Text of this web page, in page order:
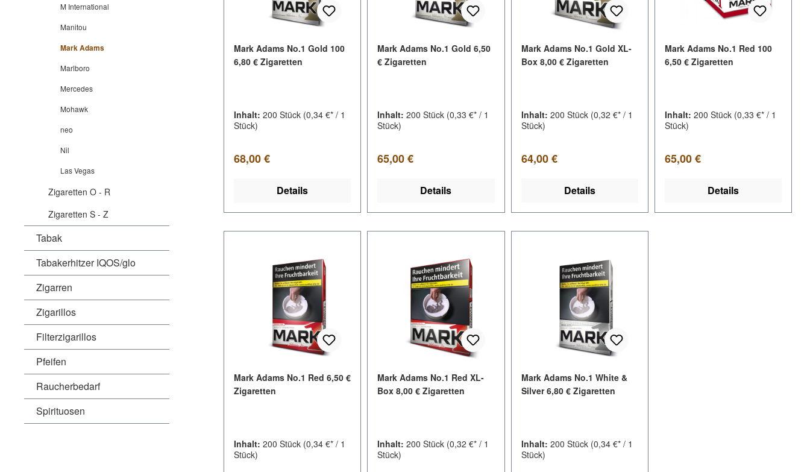
M International
Manitou
Mark Adams
Marlboro
Mercedes
Mohawk
neo
Nil
Las Vegas
Zigaretten O - R
Zigaretten S - Z
Tabak
Tabakerhitzer IQOS/glo
Zigarren
Zigarillos
Filterzigarillos
Pfeifen
Raucherbedarf
Spirituosen
Mark Adams No.1 Gold 100
6,80 € Zigaretten
Inhalt: 200 Stück (0,34 €* / 1
Stück)
Regulärer Preis:
68,00 €
Details
Mark Adams No.1 Gold 6,50
€ Zigaretten
Inhalt:200 Stück (0,33 €* / 1
Stück)
Regulärer Preis:
65,00 €
Details
Mark Adams No.1 Gold XL-
Box 8,00 € Zigaretten
Inhalt: 200 Stück (0,32 €* / 1
Stück)
Regulärer Preis:
64,00 €
Details
Mark Adams No.1 Red 100
6,50 € Zigaretten
Inhalt: 200 Stück (0,33 €* / 1
Stück)
Regulärer Preis:
65,00 €
Details
Mark Adams No.1 Red 6,50 €
Zigaretten
Inhalt: 200 Stück (0,34 €* / 1
Stück)
Mark Adams No.1 Red XL-
Box 8,00 € Zigaretten
Inhalt:200 Stück (0,32 €* / 1
Stück)
Mark Adams No.1 White &
Silver 6,80 € Zigaretten
Inhalt: 200 Stück (0,34 €* / 1
Stück)